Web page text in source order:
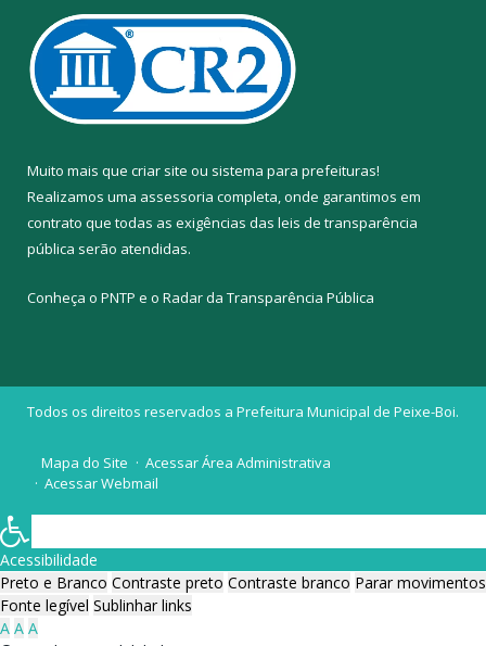
Muito mais que criar site ou sistema para prefeituras!
Realizamos uma assessoria completa, onde garantimos em
contrato que todas as exigências das leis de transparência
pública serão atendidas.
Conheça o PNTP e o Radar da Transparência Pública
Todos os direitos reservados a Prefeitura Municipal de Peixe-Boi.
Mapa do Site
Acessar Área Administrativa
Acessar Webmail
Acessibilidade
Preto e Branco Contraste preto Contraste branco Parar movimentos
Fonte legível Sublinhar links
A A A